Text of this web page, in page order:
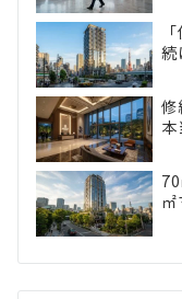
続
修
本
㎡